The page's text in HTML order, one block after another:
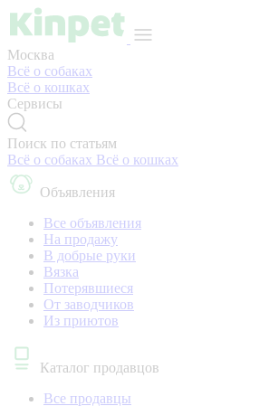
Москва
Всё о собаках
Всё о кошках
Сервисы
Поиск по статьям
Всё о собаках Всё о кошках
Объявления
Все объявления
На продажу
В добрые руки
Вязка
Потерявшиеся
От заводчиков
Из приютов
Каталог продавцов
Все продавцы